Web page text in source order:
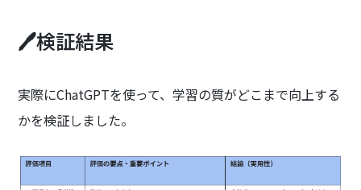
🖊️検証結果
実際にChatGPTを使って、学習の質がどこまで向上する
かを検証しました。